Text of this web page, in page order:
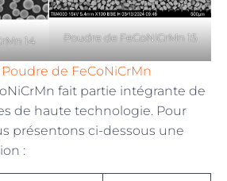
14 Poudre de FeCoNiCrMn 15
Poudre de FeCoNiCrMn
fait partie intégrante de
de haute technologie. Pour
présentons ci-dessous une
: